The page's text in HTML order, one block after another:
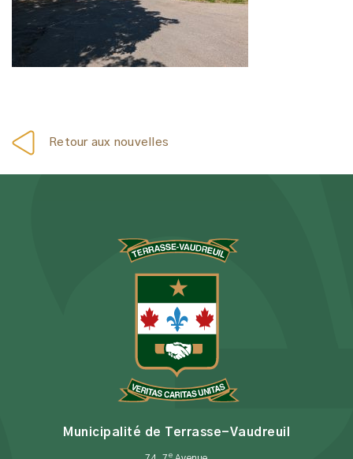
Retour aux nouvelles
Municipalité de Terrasse-Vaudreuil
e